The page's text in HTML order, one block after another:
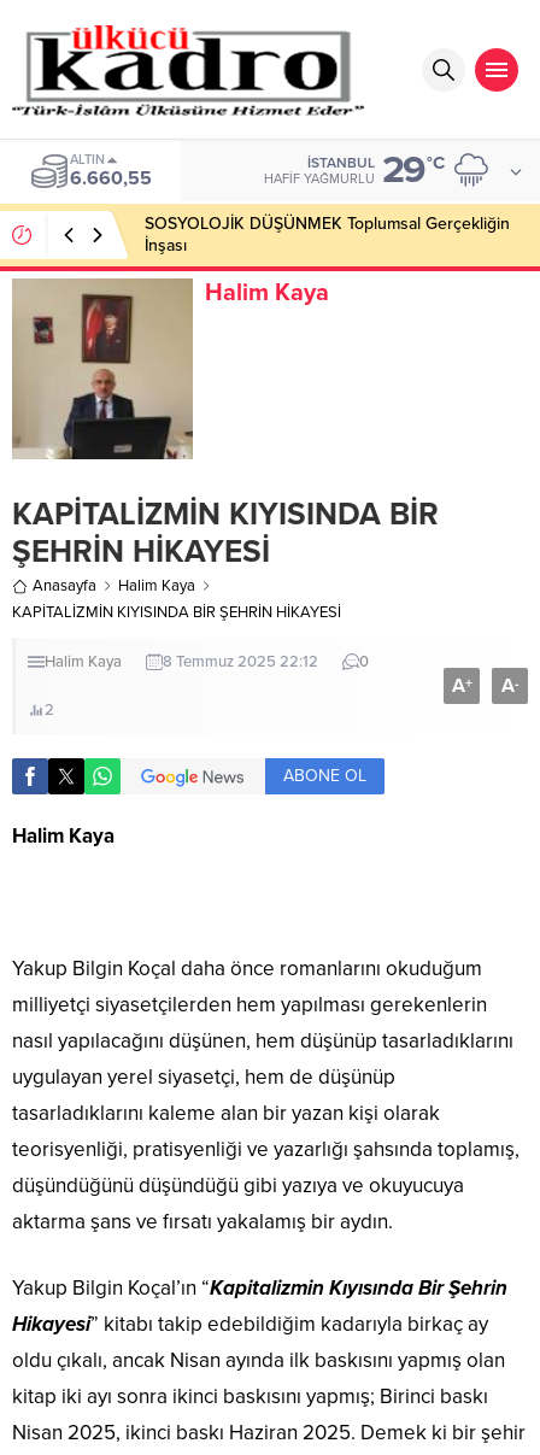
ALTIN
6.660,55
İSTANBUL
HAFIF YAĞMURLU 29°C
SOSYOLOJİK DÜŞÜNMEK Toplumsal Gerçekliğin
İnşası
Halim Kaya
KAPİTALİZMİN KIYISINDA BİR
ŞEHRİN HİKAYESİ
Anasayfa
Halim Kaya
KAPİTALİZMİN KIYISINDA BİR ŞEHRİN HİKAYESİ
Halim Kaya 8 Temmuz 2025 22:12 0
2
A+ A-
ABONE OL
Halim Kaya
Yakup Bilgin Koçal daha önce romanlarını okuduğum
milliyetçi siyasetçilerden hem yapılması gerekenlerin
nasıl yapılacağını düşünen, hem düşünüp tasarladıklarını
uygulayan yerel siyasetçi, hem de düşünüp
tasarladıklarını kaleme alan bir yazan kişi olarak
teorisyenliği, pratisyenliği ve yazarlığı şahsında toplamış,
düşündüğünü düşündüğü gibi yazıya ve okuyucuya
aktarma şans ve fırsatı yakalamış bir aydın.
Yakup Bilgin Koçal’ın “Kapitalizmin Kıyısında Bir Şehrin
Hikayesi” kitabı takip edebildiğim kadarıyla birkaç ay
oldu çıkalı, ancak Nisan ayında ilk baskısını yapmış olan
kitap iki ayı sonra ikinci baskısını yapmış; Birinci baskı
Nisan 2025, ikinci baskı Haziran 2025. Demek ki bir şehir